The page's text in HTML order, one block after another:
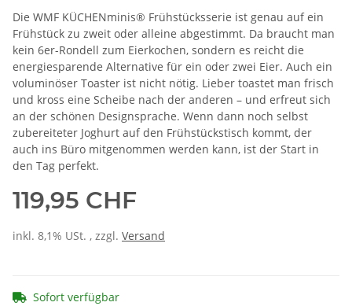
Die WMF KÜCHENminis® Frühstücksserie ist genau auf ein
Frühstück zu zweit oder alleine abgestimmt. Da braucht man
kein 6er-Rondell zum Eierkochen, sondern es reicht die
energiesparende Alternative für ein oder zwei Eier. Auch ein
voluminöser Toaster ist nicht nötig. Lieber toastet man frisch
und kross eine Scheibe nach der anderen – und erfreut sich
an der schönen Designsprache. Wenn dann noch selbst
zubereiteter Joghurt auf den Frühstückstisch kommt, der
auch ins Büro mitgenommen werden kann, ist der Start in
den Tag perfekt.
119,95 CHF
inkl. 8,1% USt. , zzgl. Versand
Sofort verfügbar